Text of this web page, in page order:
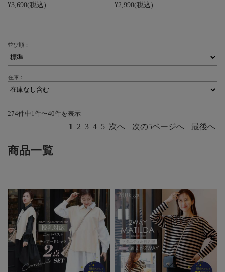
¥3,690(税込) ¥2,990(税込)
並び順：
在庫：
274件中1件〜40件を表示
1 2 3 4 5 次へ 次の5ページへ 最後へ
商品一覧